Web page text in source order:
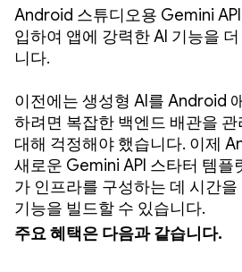
Android 스튜디오용 Gemini
입하여 앱에 강력한 AI 기능을
니다.
이전에는 생성형 AI를 Android
하려면 복잡한 백엔드 배관을 관
대해 걱정해야 했습니다. 이제
새로운 Gemini API 스타터 템플
가 인프라를 구성하는 데 시간
기능을 빌드할 수 있습니다.
주요 혜택은 다음과 같습니다.